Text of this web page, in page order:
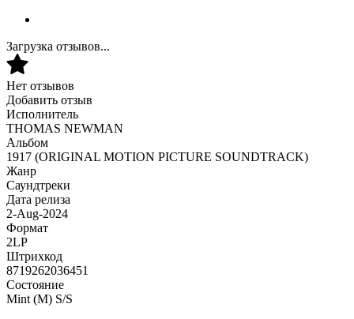
Загрузка отзывов...
Нет отзывов
Добавить отзыв
Исполнитель
THOMAS NEWMAN
Альбом
1917 (ORIGINAL MOTION PICTURE SOUNDTRACK)
Жанр
Саундтреки
Дата релиза
2-Aug-2024
Формат
2LP
Штрихкод
8719262036451
Состояние
Mint (M) S/S